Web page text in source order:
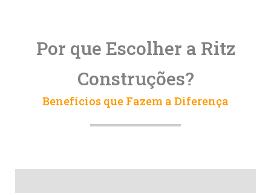
Por que Escolher a Ritz
Construções?
Benefícios que Fazem a Diferença